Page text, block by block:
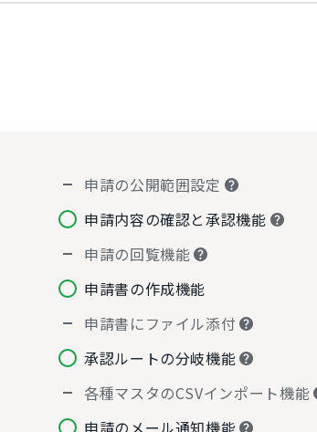
申請の公開範囲設定
申請内容の確認と承認機能
申請の回覧機能
申請書の作成機能
申請書にファイル添付
承認ルートの分岐機能
各種マスタのCSVインポート機能
申請のメール通知機能